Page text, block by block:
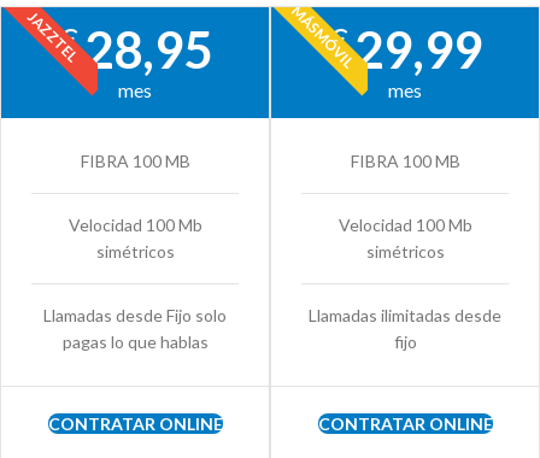
JAZZTEL
€28,95
mes
FIBRA 100 MB
Velocidad 100 Mb
simétricos
Llamadas desde Fijo solo
pagas lo que hablas
CONTRATAR ONLINE
MÁSMÓVIL
€29,99
mes
FIBRA 100 MB
Velocidad 100 Mb
simétricos
Llamadas ilimitadas desde
fijo
CONTRATAR ONLINE